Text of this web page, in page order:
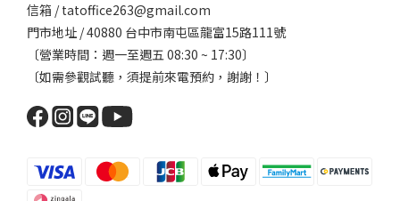
信箱 / tatoffice263@gmail.com
門市地址 / 40880 台中市南屯區龍富15路111號
〔營業時間：週一至週五 08:30 ~ 17:30〕
〔如需參觀試聽，須提前來電預約，謝謝！〕